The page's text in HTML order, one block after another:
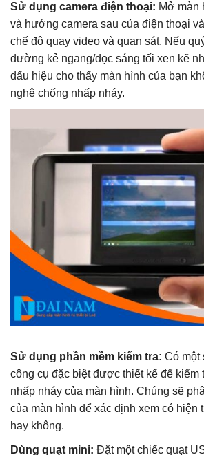
Sử dụng camera điện thoại: Mở màn
và hướng camera sau của điện thoại
chế độ quay video và quan sát. Nếu
đường kẻ ngang/dọc sáng tối xen kẽ
dấu hiệu cho thấy màn hình của bạn
nghệ chống nhấp nháy.
Sử dụng phần mềm kiểm tra: Có một
công cụ đặc biệt được thiết kế để kiểm
nhấp nháy của màn hình. Chúng sẽ
của màn hình để xác định xem có hiện
hay không.
Dùng quạt mini: Đặt một chiếc quạt